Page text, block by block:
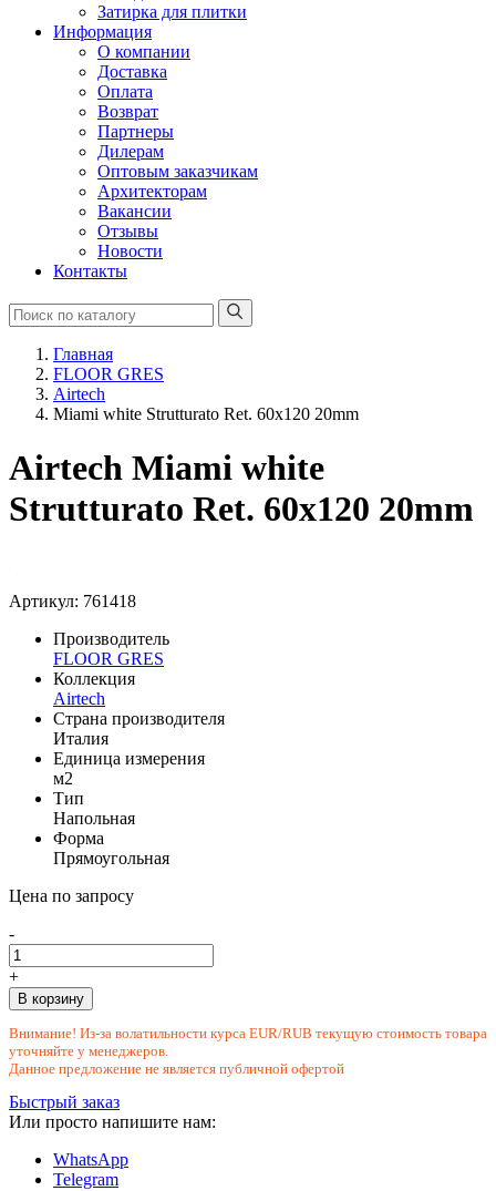
Затирка для плитки
Информация
О компании
Доставка
Оплата
Возврат
Партнеры
Дилерам
Оптовым заказчикам
Архитекторам
Вакансии
Отзывы
Новости
Контакты
Главная
FLOOR GRES
Airtech
Miami white Strutturato Ret. 60x120 20mm
Airtech Miami white
Strutturato Ret. 60x120 20mm
Артикул: 761418
Производитель
FLOOR GRES
Коллекция
Airtech
Страна производителя
Италия
Единица измерения
м2
Тип
Напольная
Форма
Прямоугольная
Цена по запросу
-
+
В корзину
Внимание! Из-за волатильности курса EUR/RUB текущую стоимость товара
уточняйте у менеджеров.
Данное предложение не является публичной офертой
Быстрый заказ
Или просто напишите нам:
WhatsApp
Telegram